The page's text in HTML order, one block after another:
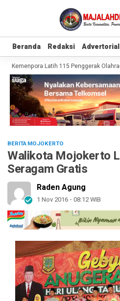
Beranda Redaksi Advertorial
Beranda Redaksi Advertorial
Kemenpora Latih 115 Penggerak
BERITA MOJOKERTO
Walikota Mojokerto
Seragam Gratis
Raden Agung
1 Nov 2016 - 08:12 WIB